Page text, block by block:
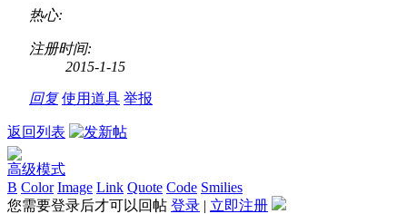
热心:
注册时间:
2015-1-15
回复 使用道具 举报
返回列表
高级模式
B Color Image Link Quote Code Smilies
您需要登录后才可以回帖 登录 | 立即注册